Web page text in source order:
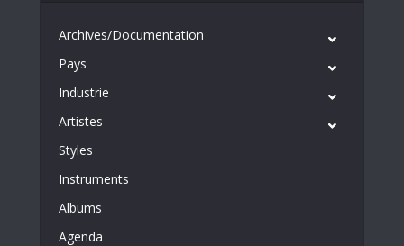
Archives/Documentation
Pays
Industrie
Artistes
Styles
Instruments
Albums
Agenda